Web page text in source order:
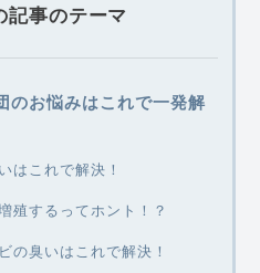
記事のテーマ
のお悩みはこれで一発解
はこれで解決！
殖するってホント！？
の臭いはこれで解決！